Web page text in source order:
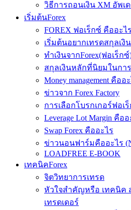
วิธีการถอนเงิน XM อัพเด
เริ่มต้นForex
FOREX ฟอเร็กซ์ คืออะไร
เริ่มต้นอยากเทรดสกุลเงิ
ทำเงินจากForex(ฟอเร็ก
สกุลเงินหลักที่นิยมในกา
Money management คืออ
ข่าวจาก Forex Factory
การเลือกโบรกเกอร์ฟอเ
Leverage Lot Margin คืออ
Swap Forex คืออะไร
ข่าวนอนฟาร์มคืออะไร
LOADFREE E-BOOK
เทคนิคForex
จิตวิทยาการเทรด
หัวใจสำคัญหรือ เทคนิค
เทรดเดอร์